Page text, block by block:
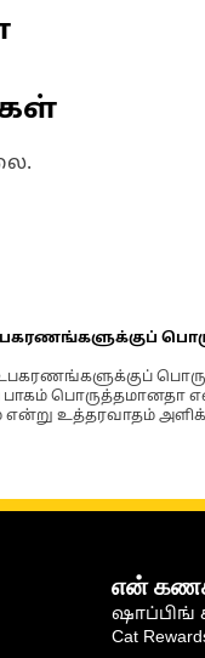
பொருத்தமானதா
உத்தரவாதம் அளிக்க
என்
ஷாப்பிங்
Cat